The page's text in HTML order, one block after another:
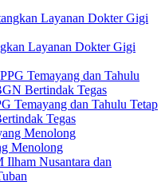
Layanan Dokter Gigi
Temayang dan Tahulu Tetap
Tegas
Menolong